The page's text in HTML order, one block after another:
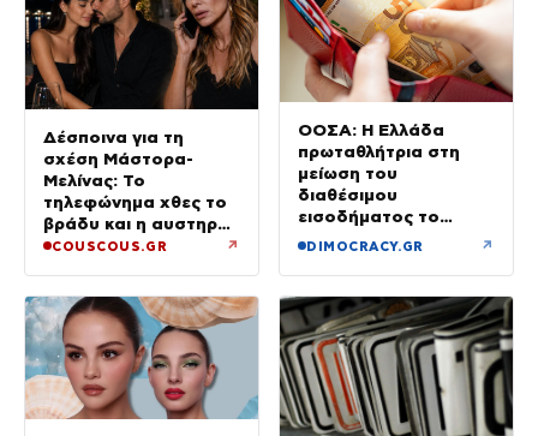
Δέσποινα για τη
σχέση Μάστορα-
Μελίνας: Το
τηλεφώνημα χθες το
βράδυ και η αυστηρή
προειδοποίηση
COUSCOUS.GR ↗
ΟΟΣΑ: Η Ελλάδα
πρωταθλήτρια στη
μείωση του
διαθέσιμου
εισοδήματος το
πρώτο τρίμηνο του
DIMOCRACY.GR ↗